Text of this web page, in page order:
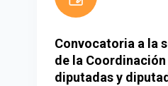
Convocatoria a la
de la
diputadas y